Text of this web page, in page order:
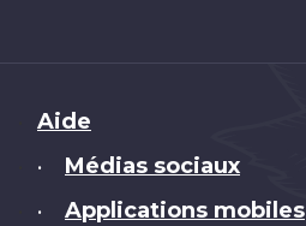
Brand
Aide
• Médias sociaux
• Applications mobiles